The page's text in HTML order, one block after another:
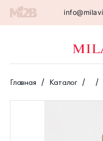
Главная Каталог